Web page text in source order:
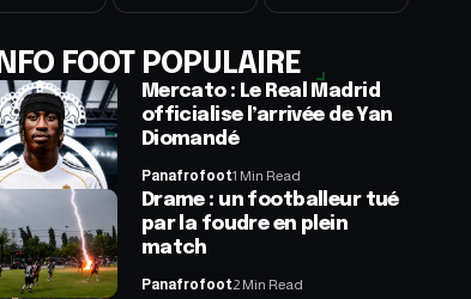
INFO FOOT POPULAIRE
Mercato : Le Real Madrid
officialise l’arrivée de Yan
Diomandé
Panafrofoot1 Min Read
Drame : un footballeur tué
par la foudre en plein
match
Panafrofoot2 Min Read